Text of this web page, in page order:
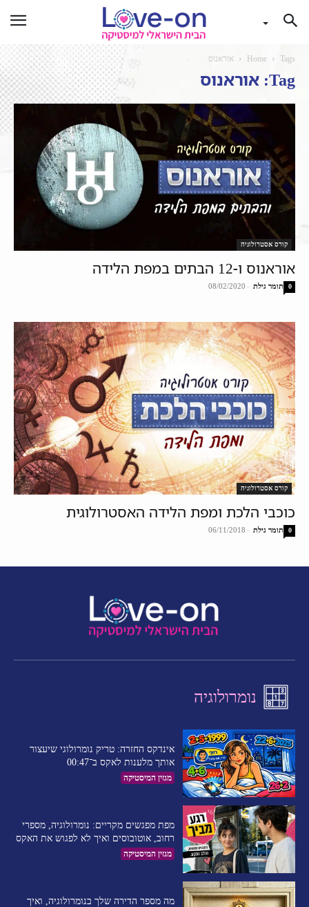
Home Tags אוראנוס
Tag: אוראנוס
קורס אסטרולוגיה
אוראנוס ו-12 הבתים במפת הלידה
תומר גילת -
08/02/2020 0
קורס אסטרולוגיה
כוכבי הלכת ומפת הלידה האסטרולוגית
תומר גילת -
06/11/2018 0
נומרולוגיה
אינדקס החזרה: טריק נומרולוגי שיעצור
אותך מלענות לאקס ב־00:47
מגזין המיסטיקה
מפת מפגשים מקריים: נומרולוגיה, מספרי
רחוב, אוטובוסים ואיך לא לפגוש את האקס
מגזין המיסטיקה
מה מספר הדירה שלך בנומרולוגיה, ואיך